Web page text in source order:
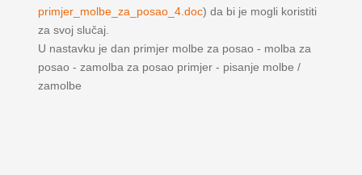
primjer_molbe_za_posao_4.doc) da bi je mogli koristiti
za svoj slučaj.
U nastavku je dan primjer molbe za posao - molba za
posao - zamolba za posao primjer - pisanje molbe /
zamolbe